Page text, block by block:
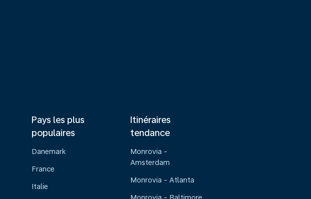
Pays les plus
populaires
Danemark
France
Italie
Itinéraires
tendance
Monrovia -
Amsterdam
Monrovia - Atlanta